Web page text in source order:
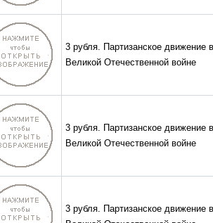
3 рубля. Партизанское движение в
Великой Отечественной войне
3 рубля. Партизанское движение в
Великой Отечественной войне
3 рубля. Партизанское движение в